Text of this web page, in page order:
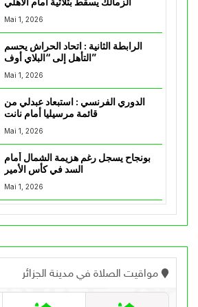
Mai 1, 2026
الرابطة الثانية : اتحاد الحراش يحسم
التأهل إلى “البلاي أوف”
Mai 1, 2026
الدوري الفرنسي : استبعاد عبدلي من
قائمة مرسيليا أمام نانت
Mai 1, 2026
بونجاح يسجل رغم هزيمة الشمال أمام
السد في كأس الأمير
Mai 1, 2026